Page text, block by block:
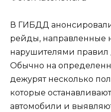
В ГИБДД
рейды, направленные
нарушителями
Обычно на
дежурят несколько
которые
автомобили и